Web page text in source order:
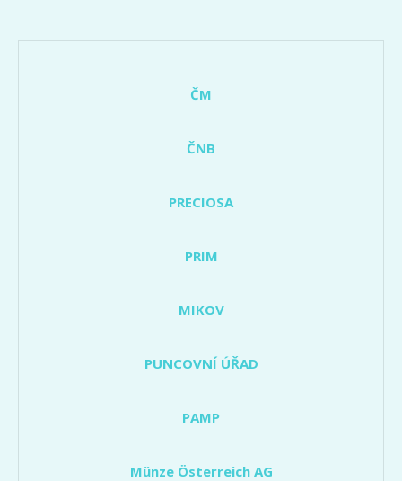
ČM
ČNB
PRECIOSA
PRIM
MIKOV
PUNCOVNÍ ÚŘAD
PAMP
Münze Österreich AG